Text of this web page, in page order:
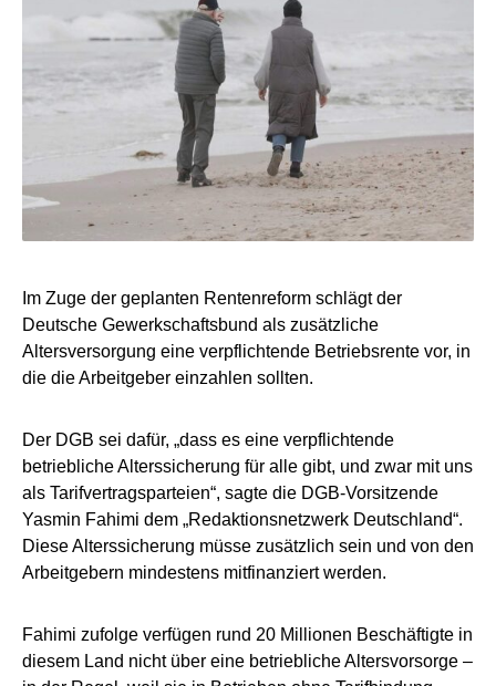
Im Zuge der geplanten Rentenreform schlägt der
Deutsche Gewerkschaftsbund als zusätzliche
Altersversorgung eine verpflichtende Betriebsrente vor, in
die die Arbeitgeber einzahlen sollten.
Der DGB sei dafür, „dass es eine verpflichtende
betriebliche Alterssicherung für alle gibt, und zwar mit uns
als Tarifvertragsparteien“, sagte die DGB-Vorsitzende
Yasmin Fahimi dem „Redaktionsnetzwerk Deutschland“.
Diese Alterssicherung müsse zusätzlich sein und von den
Arbeitgebern mindestens mitfinanziert werden.
Fahimi zufolge verfügen rund 20 Millionen Beschäftigte in
diesem Land nicht über eine betriebliche Altersvorsorge –